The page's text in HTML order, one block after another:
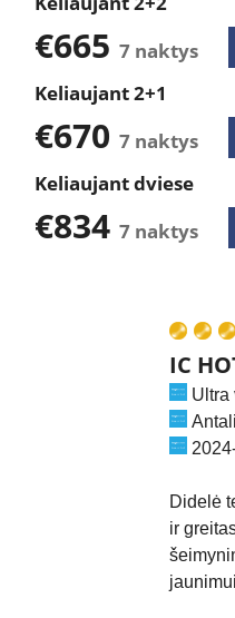
€665 7 naktys
Keliaujant 2+1
€670 7 naktys
Keliaujant dviese
€834 7 naktys
IC
Ultra
Didelė
ir